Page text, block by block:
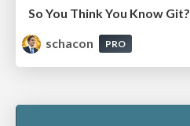
So You Think You Know Git?
schacon
PRO